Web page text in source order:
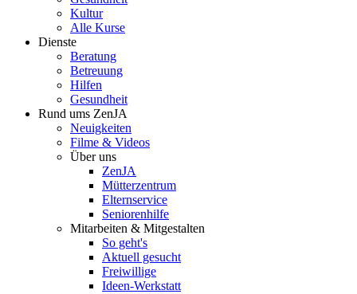
Kultur
Alle Kurse
Dienste
Beratung
Betreuung
Hilfen
Gesundheit
Rund ums ZenJA
Neuigkeiten
Filme & Videos
Über uns
ZenJA
Mütterzentrum
Elternservice
Seniorenhilfe
Mitarbeiten & Mitgestalten
So geht's
Aktuell gesucht
Freiwillige
Ideen-Werkstatt